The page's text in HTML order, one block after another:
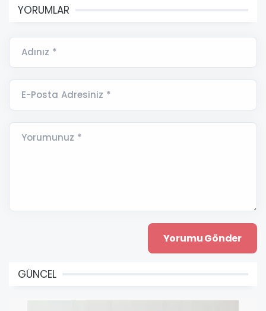
YORUMLAR
Adınız *
E-Posta Adresiniz *
Yorumunuz *
GÜNCEL